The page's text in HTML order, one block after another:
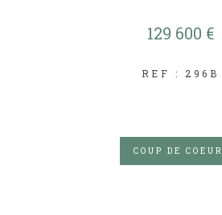
129 600 €
REF : 296B
COUP DE COEUR